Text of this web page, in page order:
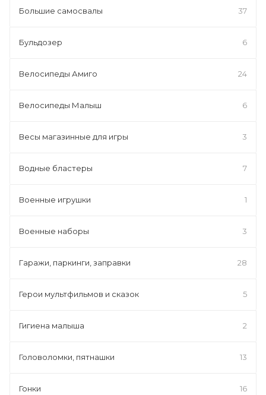
Большие самосвалы 37
Бульдозер 6
Велосипеды Амиго 24
Велосипеды Малыш 6
Весы магазинные для игры 3
Водные бластеры 7
Военные игрушки 1
Военные наборы 3
Гаражи, паркинги, заправки 28
Герои мультфильмов и сказок 5
Гигиена малыша 2
Головоломки, пятнашки 13
Гонки 16